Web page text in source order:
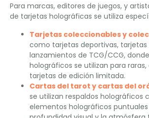
Para marcas, editores de juegos, y
de tarjetas holográficas se utiliza
Tarjetas coleccionables y
como tarjetas deportivas, tarjetas
lanzamientos de TCG/CCG,
holográficos se utilizan para raras,
tarjetas de edición limitada.
Cartas del tarot y cartas del
se utilizan respaldos holográficos
elementos holográficos